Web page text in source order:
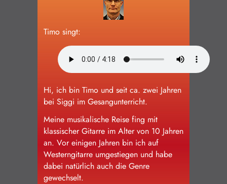
Schülerinnen und Schüler
Impressum/Datenschutz
Timo singt:
Hi, ich bin Timo und seit ca. zwei Jahren
bei Siggi im Gesangunterricht.
Meine musikalische Reise fing mit
klassischer Gitarre im Alter von 10 Jahren
an. Vor einigen Jahren bin ich auf
Westerngitarre umgestiegen und habe
dabei natürlich auch die Genre
gewechselt.